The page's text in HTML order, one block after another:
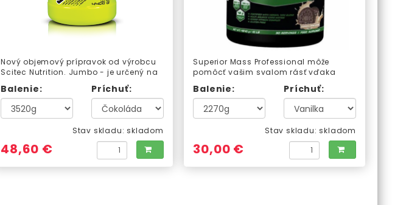
Nový objemový prípravok od výrobcu
Scitec Nutrition. Jumbo - je určený na
budovanie vašej svalovej hmoty.
Balenie: Príchuť:
48,60 €
Stav skladu:skladom
Superior Mass Professional môže
pomôcť vašim svalom rásť vďaka
matrici s viacerými zdrojmi
sacharidov, vysokému obsahu
bielkovín a prídavku aminokyselín v
optimálnom pomere 2:1:1, ktoré
Balenie: Príchuť:
30,00 €
Stav skladu:skladom